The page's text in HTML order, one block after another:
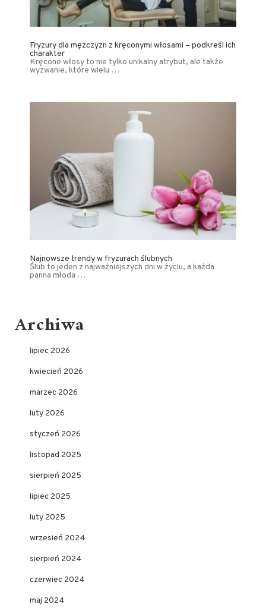
Fryzury dla mężczyzn z kręconymi włosami – podkreśl ich
charakter
Kręcone włosy to nie tylko unikalny atrybut, ale także
wyzwanie, które wielu …
Najnowsze trendy w fryzurach ślubnych
Ślub to jeden z najważniejszych dni w życiu, a każda
panna młoda …
Archiwa
lipiec 2026
kwiecień 2026
marzec 2026
luty 2026
styczeń 2026
listopad 2025
sierpień 2025
lipiec 2025
luty 2025
wrzesień 2024
sierpień 2024
czerwiec 2024
maj 2024